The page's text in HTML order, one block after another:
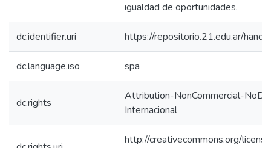
igualdad de oportunidades.
dc.identifier.uri https://repositorio.21.edu.ar/
dc.language.iso spa
dc.rights
Attribution-NonCommercial-
Internacional
http://creativecommons.org/